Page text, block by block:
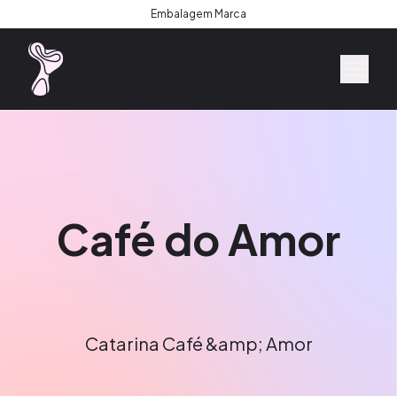
Embalagem Marca
Café do Amor
Catarina Café &amp; Amor